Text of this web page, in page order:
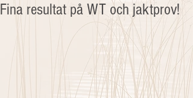
Fina resultat på WT och jaktprov!